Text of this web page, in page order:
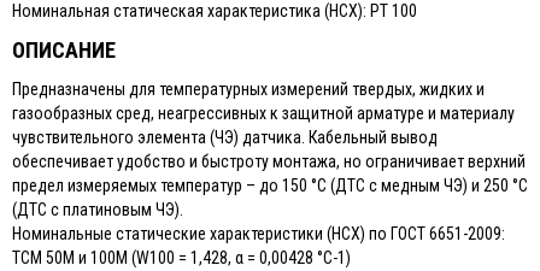
Номинальная статическая характеристика (НСХ): PТ 100
ОПИСАНИЕ
Предназначены для температурных измерений твердых, жидких и
газообразных сред, неагрессивных к защитной арматуре и материалу
чувствительного элемента (ЧЭ) датчика. Кабельный вывод
обеспечивает удобство и быстроту монтажа, но ограничивает верхний
предел измеряемых температур – до 150 °С (ДТС с медным ЧЭ) и 250 °С
(ДТС с платиновым ЧЭ).
Номинальные статические характеристики (НСХ) по ГОСТ 6651-2009:
ТСМ 50М и 100М (W100 = 1,428, α = 0,00428 °С-1)